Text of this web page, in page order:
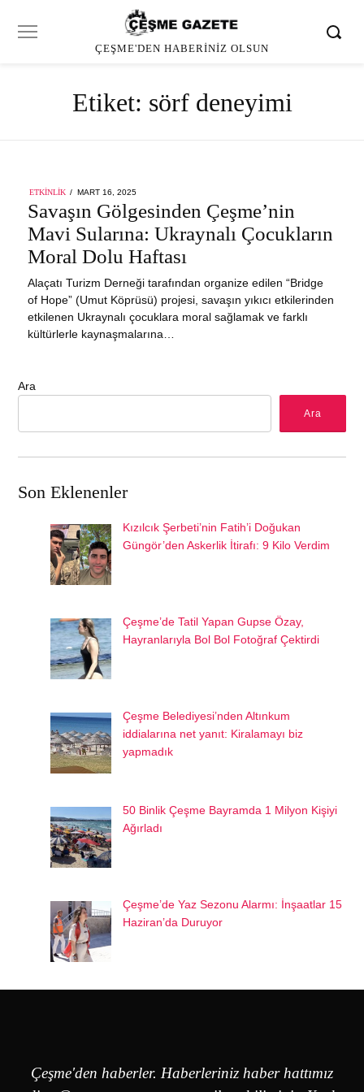
ÇEŞME'DEN HABERINIZ OLSUN
Etiket: sörf deneyimi
ETKINLIK
POSTED
MART 16, 2025
2025
Savaşın Gölgesinden Çeşme’nin
Mavi Sularına: Ukraynalı Çocukların
Moral Dolu Haftası
Alaçatı Turizm Derneği tarafından organize edilen “Bridge
of Hope” (Umut Köprüsü) projesi, savaşın yıkıcı etkilerinden
etkilenen Ukraynalı çocuklara moral sağlamak ve farklı
kültürlerle kaynaşmalarına…
Ara
Ara
Son Eklenenler
Kızılcık Şerbeti’nin Fatih’i Doğukan
Güngör’den Askerlik İtirafı: 9 Kilo Verdim
Çeşme’de Tatil Yapan Gupse Özay,
Hayranlarıyla Bol Bol Fotoğraf Çektirdi
Çeşme Belediyesi’nden Altınkum
iddialarına net yanıt: Kiralamayı biz
yapmadık
50 Binlik Çeşme Bayramda 1 Milyon Kişiyi
Ağırladı
Çeşme’de Yaz Sezonu Alarmı: İnşaatlar 15
Haziran’da Duruyor
Çeşme'den haberler. Haberleriniz haber hattımız